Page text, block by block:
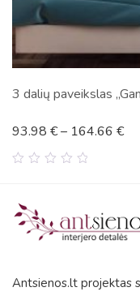
Antsienos.lt projektas